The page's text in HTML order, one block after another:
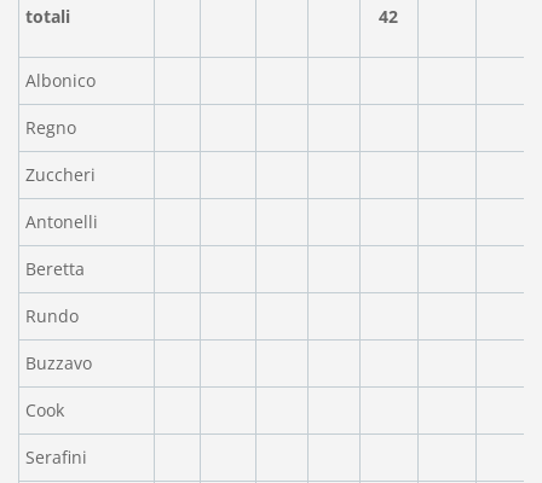
totali 42
Albonico
Regno
Zuccheri
Antonelli
Beretta
Rundo
Buzzavo
Cook
Serafini